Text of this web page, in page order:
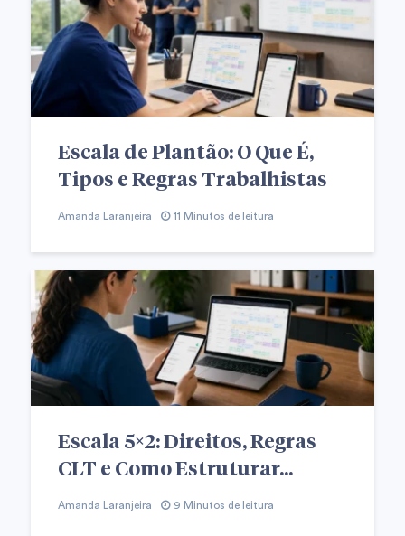
Escala de Plantão: O Que É,
Tipos e Regras Trabalhistas
Amanda Laranjeira 11 Minutos de leitura
Escala 5×2: Direitos, Regras
CLT e Como Estruturar...
Amanda Laranjeira 9 Minutos de leitura